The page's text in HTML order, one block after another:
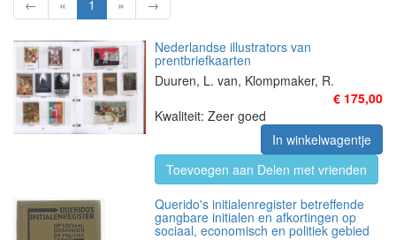
← « 1 » →
Nederlandse illustrators van
prentbriefkaarten
Duuren, L. van, Klompmaker, R.
€ 175,00
Kwaliteit: Zeer goed
In winkelwagentje
Toevoegen aan Delen met vrienden
Querido's initialenregister betreffende
gangbare initialen en afkortingen op
sociaal, economisch en politiek gebied